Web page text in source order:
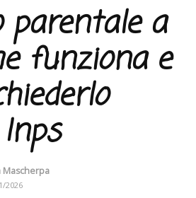
parentale a
funziona e
Mascherpa
2026